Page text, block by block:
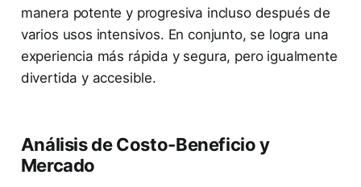
manera potente y progresiva incluso después de
varios usos intensivos. En conjunto, se logra una
experiencia más rápida y segura, pero igualmente
divertida y accesible.
Análisis de Costo-Beneficio y
Mercado